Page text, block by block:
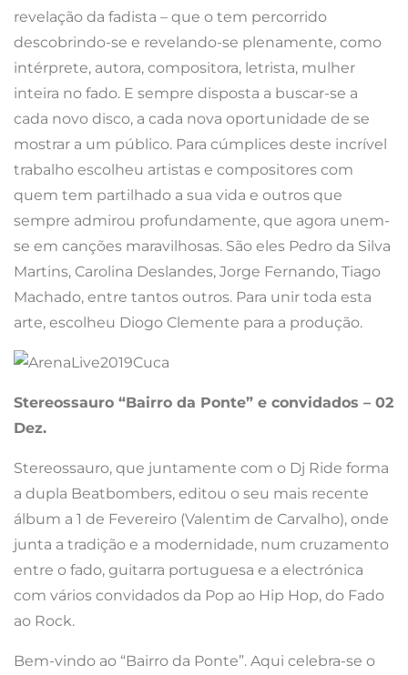
revelação da fadista – que o tem percorrido
descobrindo-se e revelando-se plenamente, como
intérprete, autora, compositora, letrista, mulher
inteira no fado. E sempre disposta a buscar-se a
cada novo disco, a cada nova oportunidade de se
mostrar a um público. Para cúmplices deste incrível
trabalho escolheu artistas e compositores com
quem tem partilhado a sua vida e outros que
sempre admirou profundamente, que agora unem-
se em canções maravilhosas. São eles Pedro da Silva
Martins, Carolina Deslandes, Jorge Fernando, Tiago
Machado, entre tantos outros. Para unir toda esta
arte, escolheu Diogo Clemente para a produção.
Stereossauro “Bairro da Ponte” e convidados – 02
Dez.
Stereossauro, que juntamente com o Dj Ride forma
a dupla Beatbombers, editou o seu mais recente
álbum a 1 de Fevereiro (Valentim de Carvalho), onde
junta a tradição e a modernidade, num cruzamento
entre o fado, guitarra portuguesa e a electrónica
com vários convidados da Pop ao Hip Hop, do Fado
ao Rock.
Bem-vindo ao “Bairro da Ponte”. Aqui celebra-se o